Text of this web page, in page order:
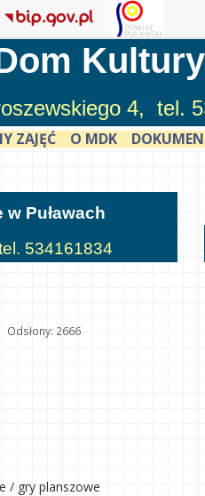
4, tel.
ZAJĘĆ O MDK
Puławach
534161834
Odsłony: 2666
/ gry planszowe